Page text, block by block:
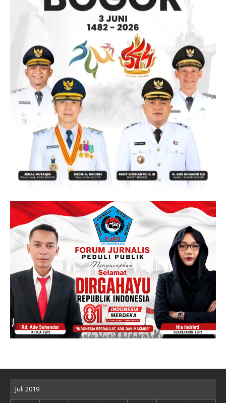
Juli 2019